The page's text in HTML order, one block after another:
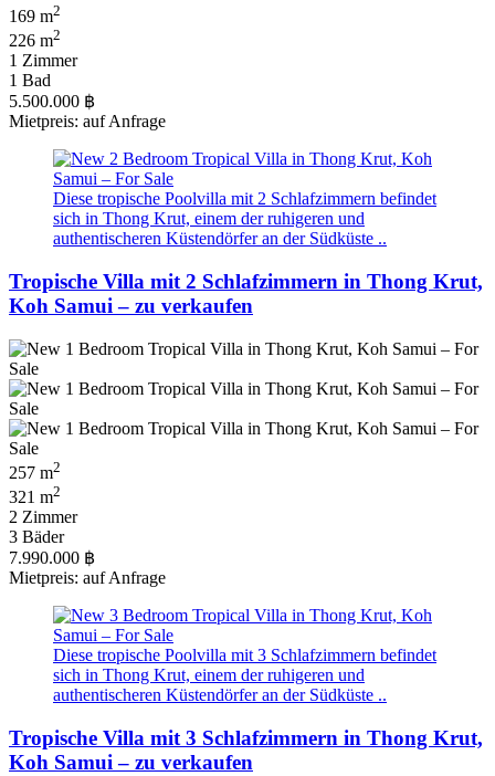
169 m2
226 m2
1 Zimmer
1 Bad
5.500.000 ฿
Mietpreis: auf Anfrage
Diese tropische Poolvilla mit 2 Schlafzimmern befindet
sich in Thong Krut, einem der ruhigeren und
authentischeren Küstendörfer an der Südküste ..
Tropische Villa mit 2 Schlafzimmern in Thong Krut,
Koh Samui – zu verkaufen
257 m2
321 m2
2 Zimmer
3 Bäder
7.990.000 ฿
Mietpreis: auf Anfrage
Diese tropische Poolvilla mit 3 Schlafzimmern befindet
sich in Thong Krut, einem der ruhigeren und
authentischeren Küstendörfer an der Südküste ..
Tropische Villa mit 3 Schlafzimmern in Thong Krut,
Koh Samui – zu verkaufen